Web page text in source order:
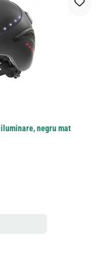
negru mat